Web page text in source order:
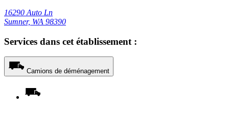
16290 Auto Ln
Sumner, WA 98390
Services dans cet établissement :
Camions de déménagement